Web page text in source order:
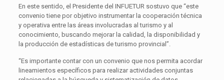
En este sentido, el Presidente del INFUETUR sostuvo que “este
convenio tiene por objetivo instrumentar la cooperación técnica
y operativa entre las áreas involucradas al turismo y al
conocimiento, buscando mejorar la calidad, la disponibilidad y
la producción de estadísticas de turismo provincial”.
“Es importante contar con un convenio que nos permita acordar
lineamientos específicos para realizar actividades conjuntas